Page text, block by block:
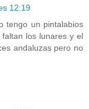
12:19
tengo un pintalabios
los lunares y el
andaluzas pero no